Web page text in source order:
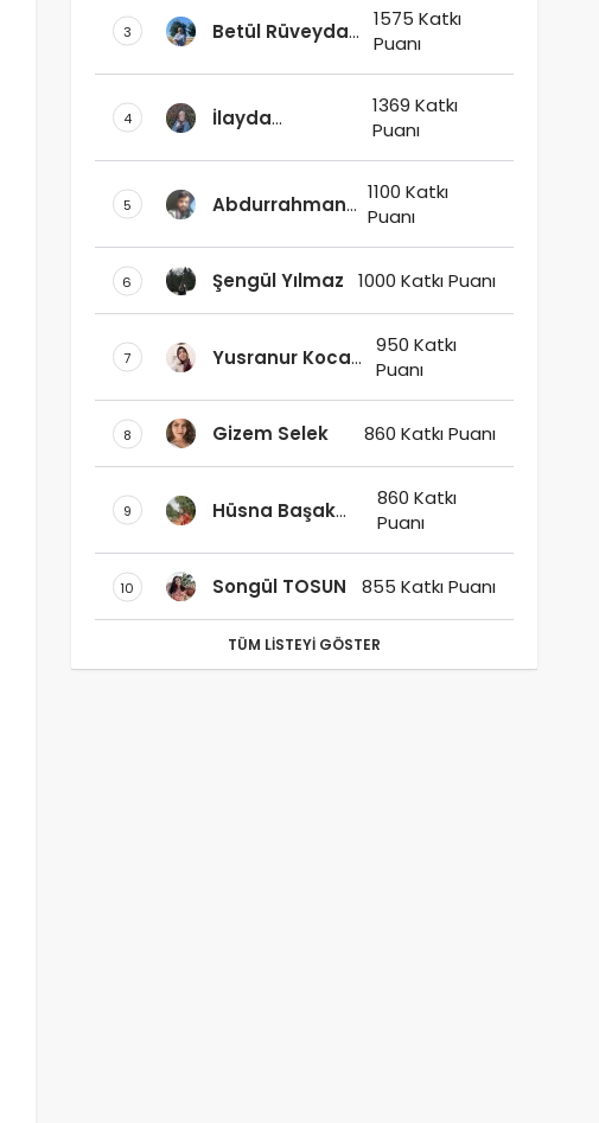
3
Betül Rüveyda
1575 Katkı
Puanı
4
İlayda
1369 Katkı
Puanı
5
Abdurrahman
1100 Katkı
Puanı
6 Şengül Yılmaz 1000 Katkı Puanı
7
Yusranur Koca
950 Katkı
Puanı
8 Gizem Selek 860 Katkı Puanı
9
Hüsna Başak
860 Katkı
Puanı
10 Songül TOSUN 855 Katkı Puanı
TÜM LISTEYI GÖSTER